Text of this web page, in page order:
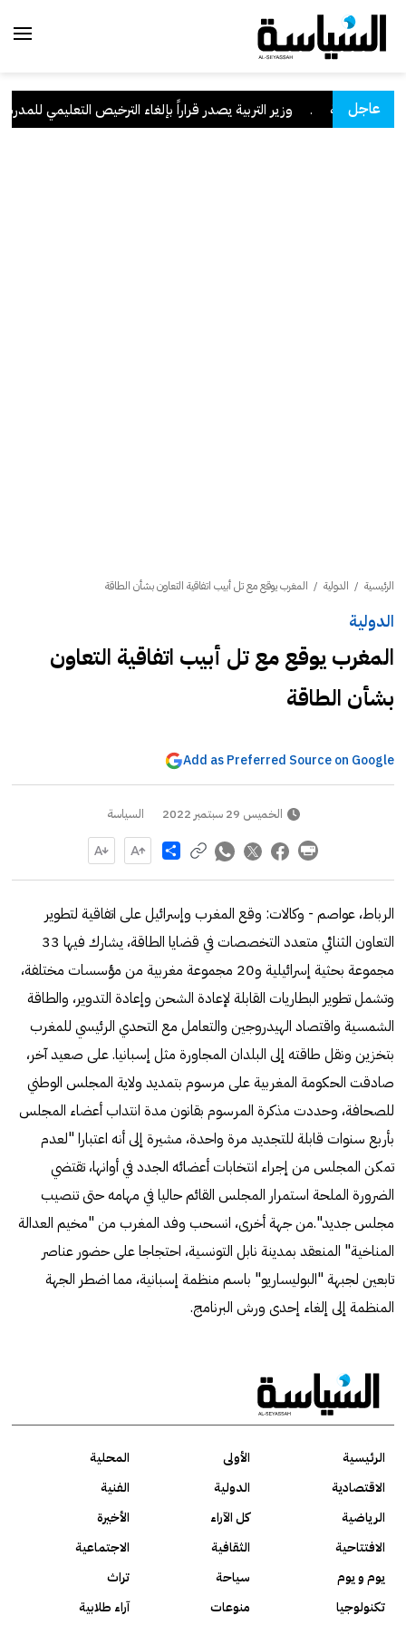
عاجل
السعودية وزير التربية يصدر قراراً بإلغاء الترخيص التعليمي للمدرسة
الرئيسية / الدولية / المغرب يوقع مع تل أبيب اتفاقية التعاون بشأن الطاقة
الدولية
المغرب يوقع مع تل أبيب اتفاقية التعاون
بشأن الطاقة
Add as Preferred Source on Google
الخميس 29 سبتمبر 2022 السياسة
Share
الرباط، عواصم - وكالات: وقع المغرب وإسرائيل على اتفاقية لتطوير
التعاون الثنائي متعدد التخصصات في قضايا الطاقة، يشارك فيها 33
مجموعة بحثية إسرائيلية و20 مجموعة مغربية من مؤسسات مختلفة،
وتشمل تطوير البطاريات القابلة لإعادة الشحن وإعادة التدوير، والطاقة
الشمسية واقتصاد الهيدروجين والتعامل مع التحدي الرئيسي للمغرب
بتخزين ونقل طاقته إلى البلدان المجاورة مثل إسبانيا. على صعيد آخر،
صادقت الحكومة المغربية على مرسوم بتمديد ولاية المجلس الوطني
للصحافة، وحددت مذكرة المرسوم بقانون مدة انتداب أعضاء المجلس
بأربع سنوات قابلة للتجديد مرة واحدة، مشيرة إلى أنه اعتبارا "لعدم
تمكن المجلس من إجراء انتخابات أعضائه الجدد في أوانها، تقتضي
الضرورة الملحة استمرار المجلس القائم حاليا في مهامه حتى تنصيب
مجلس جديد".من جهة أخرى، انسحب وفد المغرب من "مخيم العدالة
المناخية" المنعقد بمدينة نابل التونسية، احتجاجا على حضور عناصر
تابعين لجبهة "البوليساريو" باسم منظمة إسبانية، مما اضطر الجهة
المنظمة إلى إلغاء إحدى ورش البرنامج.
الرئيسية الأولى
المحلية
الاقتصادية
الدولية
الفنية
الرياضية
كل الآراء
الأخيرة
الافتتاحية
الثقافية
الاجتماعية
يوم و يوم
سياحة
تراث
تكنولوجيا
منوعات آراء طلابية